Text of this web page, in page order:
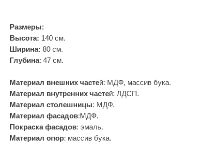
Размеры:
Высота: 140 см.
Ширина: 80 см.
Глубина: 47 см.
Материал внешних частей: МДФ, массив бука.
Материал внутренних частей: ЛДСП.
Материал столешницы: МДФ.
Материал фасадов:МДФ.
Покраска фасадов: эмаль.
Материал опор: массив бука.